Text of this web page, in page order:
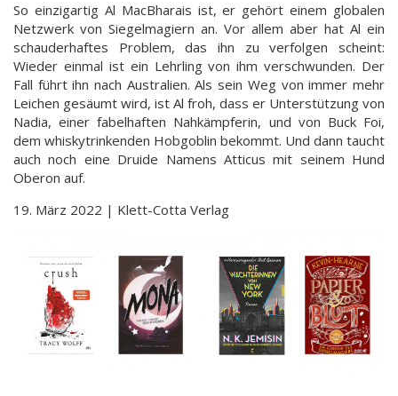
So einzigartig Al MacBharais ist, er gehört einem globalen
Netzwerk von Siegelmagiern an. Vor allem aber hat Al ein
schauderhaftes Problem, das ihn zu verfolgen scheint:
Wieder einmal ist ein Lehrling von ihm verschwunden. Der
Fall führt ihn nach Australien. Als sein Weg von immer mehr
Leichen gesäumt wird, ist Al froh, dass er Unterstützung von
Nadia, einer fabelhaften Nahkämpferin, und von Buck Foi,
dem whiskytrinkenden Hobgoblin bekommt. Und dann taucht
auch noch eine Druide Namens Atticus mit seinem Hund
Oberon auf.
19. März 2022 | Klett-Cotta Verlag